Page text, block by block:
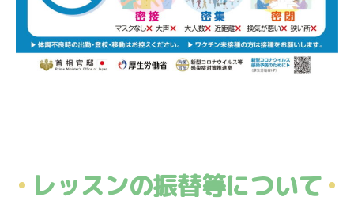
レッスンの振替等について